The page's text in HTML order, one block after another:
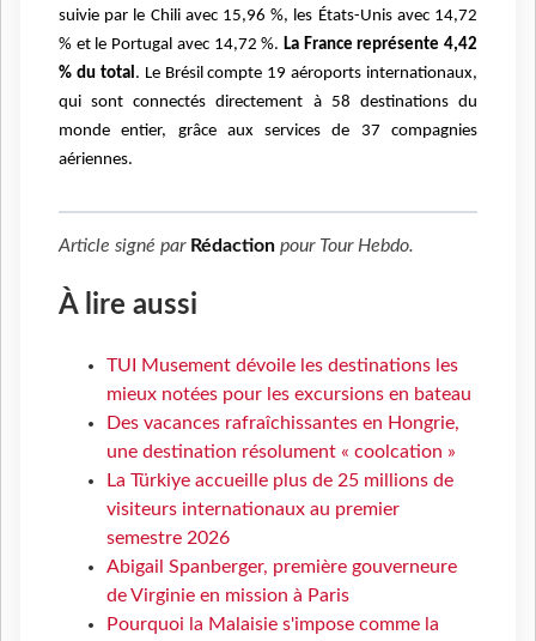
suivie par le Chili avec 15,96 %, les États-Unis avec 14,72
% et le Portugal avec 14,72 %. La France représente 4,42
% du total. Le Brésil compte 19 aéroports internationaux,
qui sont connectés directement à 58 destinations du
monde entier, grâce aux services de 37 compagnies
aériennes.
Article signé par Rédaction pour Tour Hebdo.
À lire aussi
TUI Musement dévoile les destinations les
mieux notées pour les excursions en bateau
Des vacances rafraîchissantes en Hongrie,
une destination résolument « coolcation »
La Türkiye accueille plus de 25 millions de
visiteurs internationaux au premier
semestre 2026
Abigail Spanberger, première gouverneure
de Virginie en mission à Paris
Pourquoi la Malaisie s'impose comme la